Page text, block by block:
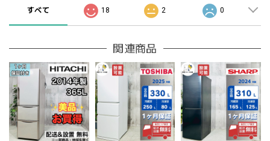
すべて 18 2 0
関連商品